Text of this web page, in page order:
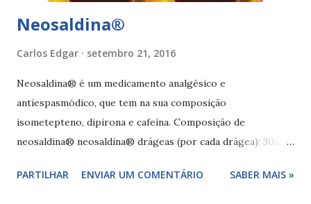
Neosaldina®
Carlos Edgar setembro 21, 2016
Neosaldina® é um medicamento analgésico e
antiespasmódico, que tem na sua composição
isometepteno, dipirona e cafeína. Composição de
neosaldina® neosaldina® drágeas (por cada drágea): 30mg
neosaldina® solução oral (por cada ml de solução - 20
PARTILHAR ENVIAR UM COMENTÁRIO SABER MAIS »